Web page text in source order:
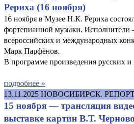
Рериха (16 ноября)
16 ноября в Музее Н.К. Рериха
фортепианной музыки. Исполнители
всероссийских и международных
Марк Парфёнов.
В программе произведения русских и
подробнее »
13.11.2025 НОВОСИБИРСК.
15 ноября — трансляция
выставке картин В.Т.